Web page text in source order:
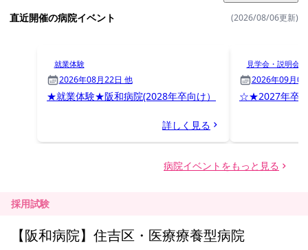
採用試験
【阪和病院】住吉区・医療療養型病院